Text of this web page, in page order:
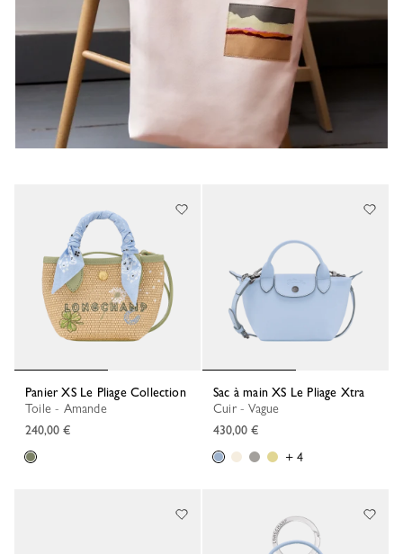
Panier XS Le Pliage Collection
Toile - Amande
240,00 €
Sac à main XS Le Pliage Xtra
Cuir - Vague
430,00 €
+ 4